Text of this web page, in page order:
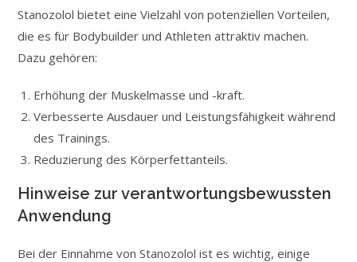
Stanozolol bietet eine Vielzahl von potenziellen Vorteilen,
die es für Bodybuilder und Athleten attraktiv machen.
Dazu gehören:
Erhöhung der Muskelmasse und -kraft.
Verbesserte Ausdauer und Leistungsfähigkeit während
des Trainings.
Reduzierung des Körperfettanteils.
Hinweise zur verantwortungsbewussten
Anwendung
Bei der Einnahme von Stanozolol ist es wichtig, einige